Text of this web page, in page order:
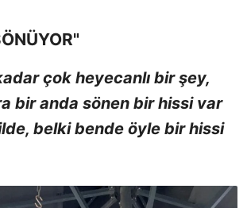
çok heyecanlı bir şey,
bir anda sönen bir hissi var
belki bende öyle bir hissi